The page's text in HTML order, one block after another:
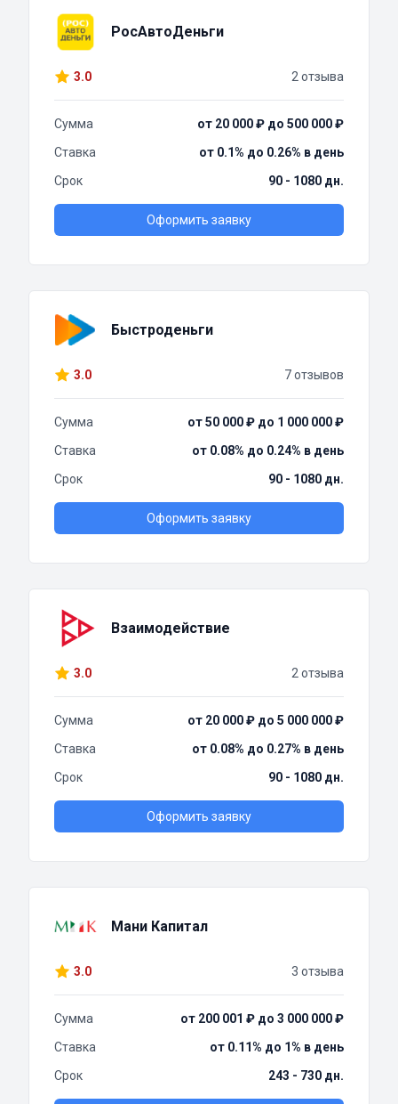
РосАвтоДеньги
3.0 2 отзыва
Сумма
от 20 000 ₽ до 500 000 ₽
Ставка
от 0.1% до 0.26% в день
Срок
90 - 1080 дн.
Оформить заявку
Быстроденьги
3.0 7 отзывов
Сумма
от 50 000 ₽ до 1 000 000 ₽
Ставка
от 0.08% до 0.24% в день
Срок
90 - 1080 дн.
Оформить заявку
Взаимодействие
3.0 2 отзыва
Сумма
от 20 000 ₽ до 5 000 000 ₽
Ставка
от 0.08% до 0.27% в день
Срок
90 - 1080 дн.
Оформить заявку
Мани Капитал
3.0 3 отзыва
Сумма
от 200 001 ₽ до 3 000 000 ₽
Ставка
от 0.11% до 1% в день
Срок
243 - 730 дн.